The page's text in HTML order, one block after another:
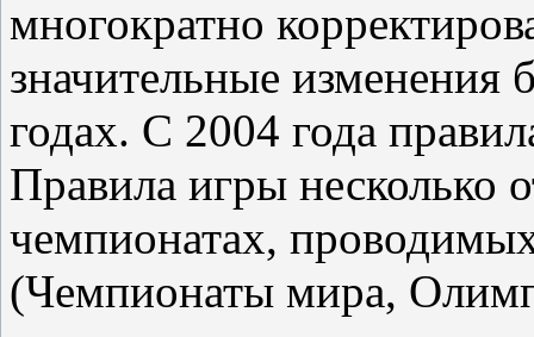
многократно
значительные
годах. С 2004 года
Правила игры несколько
чемпионатах,
(Чемпионаты мира,